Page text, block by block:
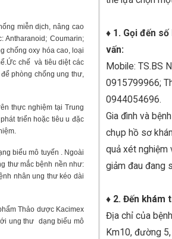
miễn dịch, nâng cao
Coumarin;
chống oxy hóa cao, loại
chế và tiêu diệt các
phòng chống ung thư,
thực nghiệm tại Trung
triển hoặc tiêu u đặc
biểu mô tuyến . Ngoài
thư mắc bệnh nền như:
nhân ung thư kéo dài
Thảo dược Kacimex
ung thư dạng biểu mô
♦ 1. Gọi đến
vấn:
Mobile: TS.BS
0915799966;
0944054696.
Gia đình và
chụp hồ sơ
quả xét nghiệm
giảm đau đang
♦ 2. Đến khám
Địa chỉ của
Km10, đường